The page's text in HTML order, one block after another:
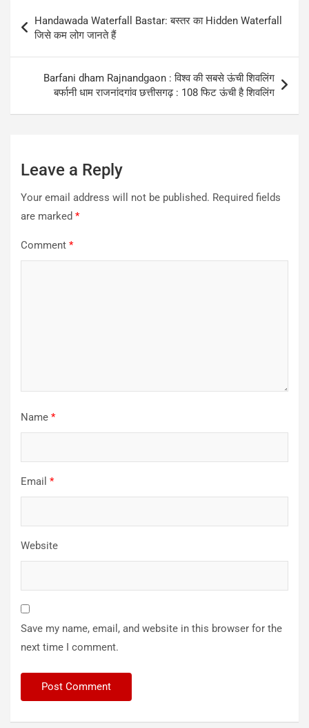
Post
navigation
Handawada Waterfall Bastar: बस्तर का Hidden Waterfall
जिसे कम लोग जानते हैं
Barfani dham Rajnandgaon : विश्व की सबसे ऊंची शिवलिंग
बर्फानी धाम राजनांदगांव छत्तीसगढ़ : 108 फिट ऊंची है शिवलिंग
Leave a Reply
Your email address will not be published. Required fields
are marked *
Comment *
Name *
Email *
Website
Save my name, email, and website in this browser for the
next time I comment.